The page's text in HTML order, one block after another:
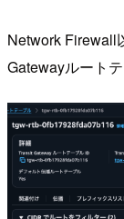
Network Firewall
Gatewayルート